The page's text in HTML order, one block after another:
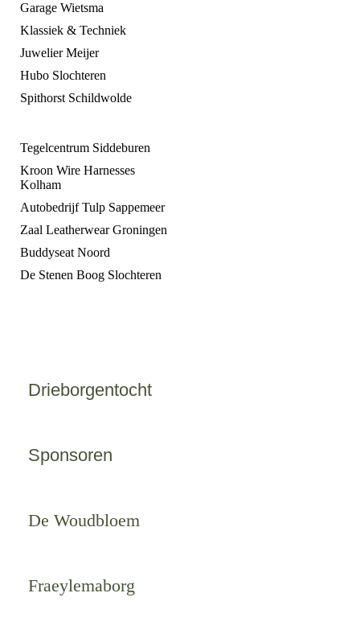
Garage Wietsma
Klassiek & Techniek
Juwelier Meijer
Hubo Slochteren
Spithorst Schildwolde
Tegelcentrum Siddeburen
Kroon Wire Harnesses
Kolham
Autobedrijf Tulp Sappemeer
Zaal Leatherwear Groningen
Buddyseat Noord
De Stenen Boog Slochteren
Drieborgentocht
Sponsoren
De Woudbloem
Fraeylemaborg